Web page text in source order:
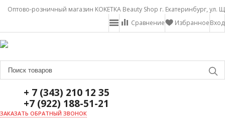
Оптово-розничный магазин KOKETKA Beauty Shop г. Екатеринбург, ул.
Вход
Избранное
Сравнение
+ 7 (343) 210 12 35
+7 (922) 188-51-21
ЗАКАЗАТЬ ОБРАТНЫЙ ЗВОНОК